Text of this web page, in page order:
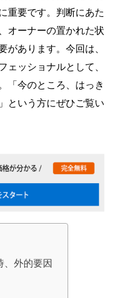
重要です。判断にあた
オーナーの置かれた状
があります。今回は、
ェッショナルとして、
「今のところ、はっき
という方にぜひご覧い
、外的要因